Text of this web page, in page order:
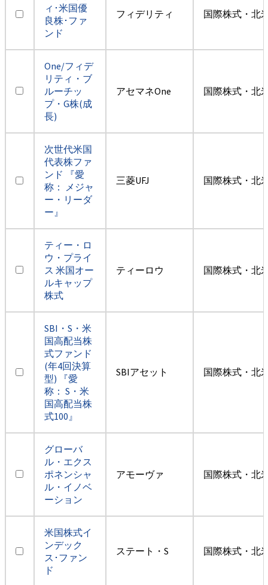
ィ･米国優
良株･ファ
ンド
フィデリティ 国際株式・北
One/フィデ
リティ・ブ
ルーチッ
プ・G株(成
長)
アセマネOne 国際株式・北
次世代米国
代表株ファ
ンド 『愛
称： メジャ
ー・リーダ
ー』
三菱UFJ 国際株式・北
ティー・ロ
ウ・プライ
ス 米国オー
ルキャップ
株式
ティーロウ 国際株式・北
SBI・S・米
国高配当株
式ファンド
(年4回決算
型) 『愛
称： S・米
国高配当株
式100』
SBIアセット 国際株式・北
グローバ
ル・エクス
ポネンシャ
ル・イノベ
ーション
アモーヴァ 国際株式・北
米国株式イ
ンデック
ス･ファン
ド
ステート・S 国際株式・北